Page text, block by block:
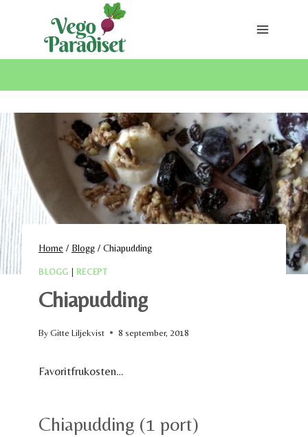
Home / Blogg / Chiapudding
BLOGG RECEPT
Chiapudding
ByGitte Liljekvist 8 september, 2018
Favoritfrukosten…
Chiapudding (1 port)